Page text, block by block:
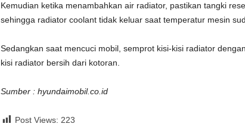
Kemudian ketika menambahkan air radiator, pastikan tangki
sehingga radiator coolant tidak keluar saat temperatur mesin
Sedangkan saat mencuci mobil, semprot kisi-kisi radiator
kisi radiator bersih dari kotoran.
Sumber : hyundaimobil.co.id
Post Views: 223